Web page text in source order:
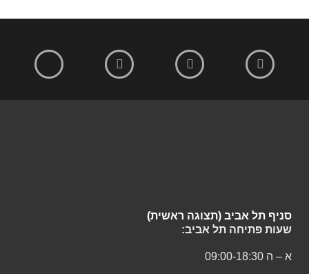
סניף תל אביב (תצוגה ראשית)
שעות פתיחה תל אביב:
א – ה 09:00-18:30